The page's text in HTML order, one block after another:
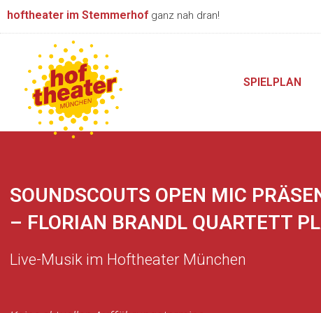
Zum
hoftheater im Stemmerhof ganz nah dran!
SPIELPLAN
SOUNDSCOUTS OPEN MIC
– FLORIAN BRANDL QUARTETT
Live-Musik im Hoftheater München